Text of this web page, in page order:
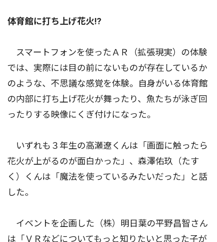
体育館に打ち上げ花火!?
スマートフォンを使ったＡＲ（拡張現実）の体験
では、実際には目の前にないものが存在しているか
のような、不思議な感覚を体験。自身がいる体育館
の内部に打ち上げ花火が舞ったり、魚たちが泳ぎ回
ったりする映像にくぎ付けになった。
いずれも３年生の高瀬遼くんは「画面に触ったら
花火が上がるのが面白かった」、森澤佑玖（たす
く）くんは「魔法を使っているみたいだった」と話
した。
イベントを企画した（株）明日葉の平野昌智さん
は「ＶＲなどについてもっと知りたいと思った子が